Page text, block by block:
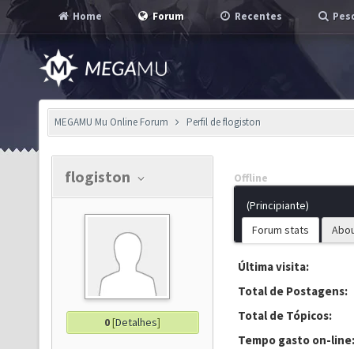
Home Forum Recentes
MEGAMU Mu Online Forum Perfil de flogiston
flogiston
0[Detalhes]
Offline
(Principiante)
Forum stats
Última visita:
Total de Postagens:
Total de Tópicos:
Tempo gasto on-line: